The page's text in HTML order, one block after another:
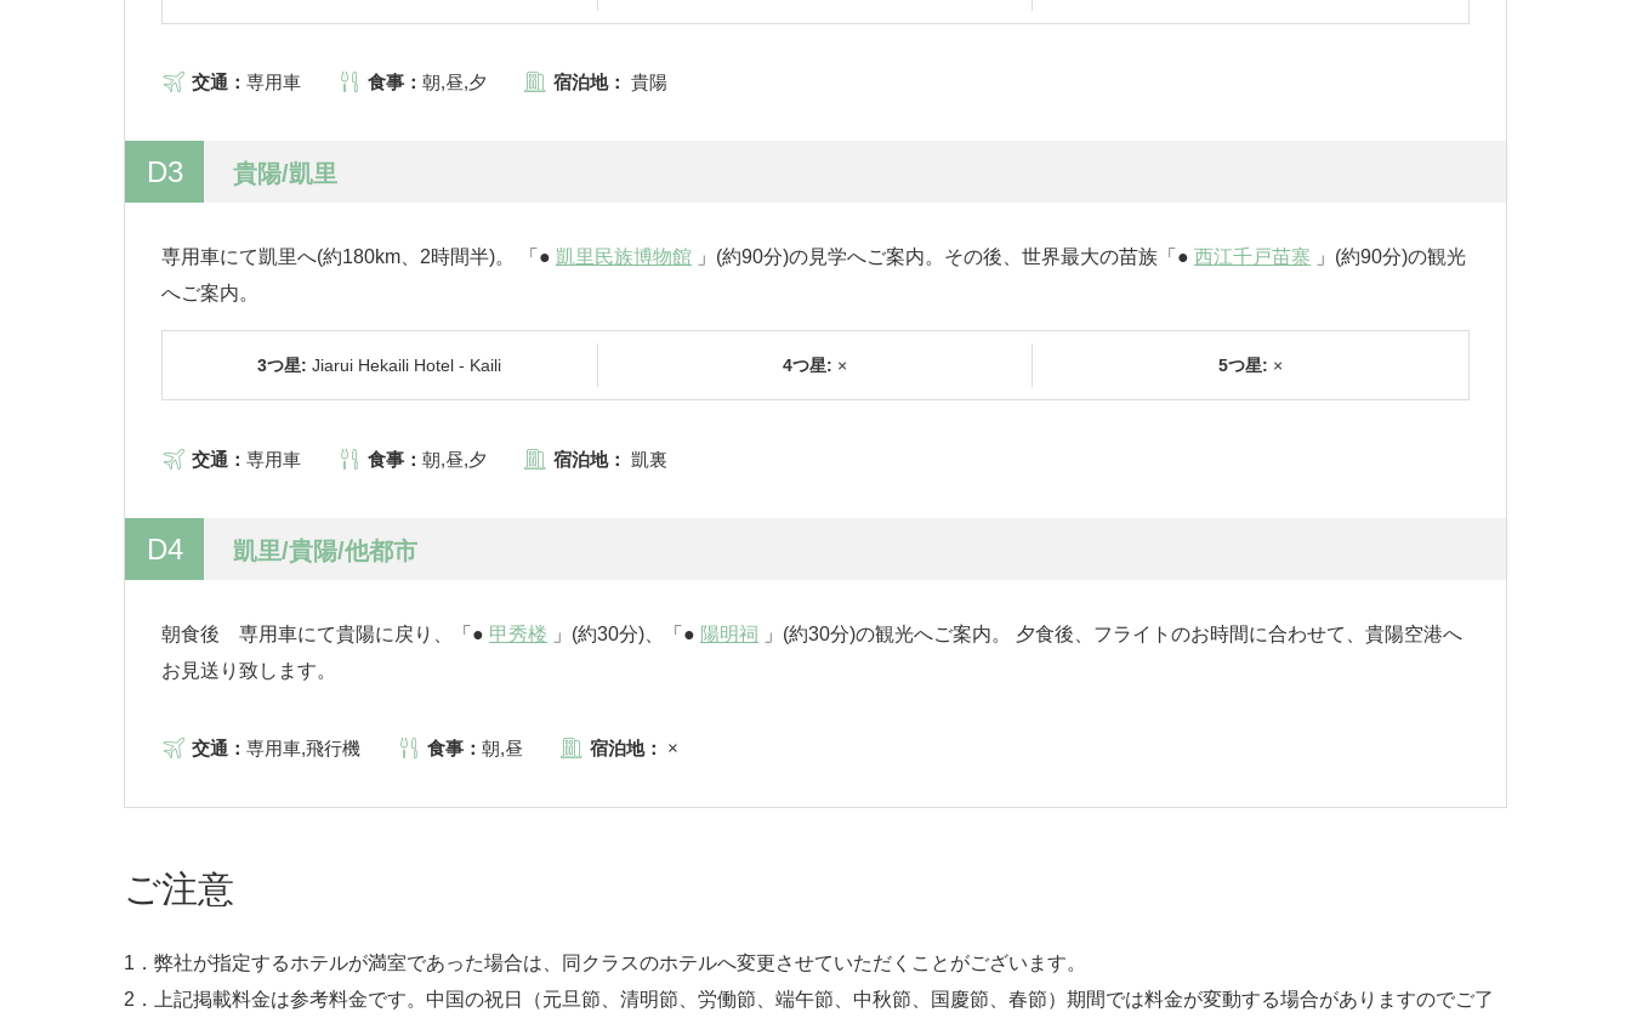
交通： 専用車 食事： 朝,昼,夕 宿泊地： 貴陽
D3 貴陽/凱里
専用車にて凱里へ(約180km、2時間半)。 「● 凱里民族博物館 」(約90分)の見学へご案内。その後、世界最大の苗族「● 西江千戸苗寨 」(約90分)の観光
へご案内。
3つ星: Jiarui Hekaili Hotel - Kaili 4つ星: × 5つ星: ×
交通： 専用車 食事： 朝,昼,夕 宿泊地： 凱裏
D4 凱里/貴陽/他都市
朝食後 専用車にて貴陽に戻り、「● 甲秀楼 」(約30分)、「● 陽明祠
」(約30分)の観光へご案内。 夕食後、フライトのお時間に合わせて、貴陽空港へ
お見送り致します。
交通： 専用車,飛行機 食事： 朝,昼 宿泊地： ×
ご注意
1．弊社が指定するホテルが満室であった場合は、同クラスのホテルへ変更させていただくことがございます。
2．上記掲載料金は参考料金です。中国の祝日（元旦節、清明節、労働節、端午節、中秋節、国慶節、春節）期間では料金が変動する場合がありますのでご了